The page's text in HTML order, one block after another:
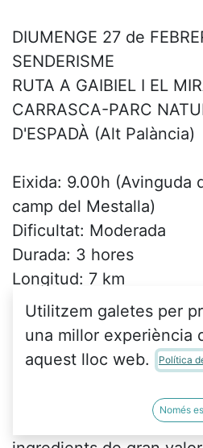
DIUMENGE 27 de
SENDERISME
RUTA A GAIBIEL I EL
CARRASCA-PARC
D'ESPADÀ (Alt Palància)
Eixida: 9.00h (Avinguda
camp del Mestalla)
Dificultat: Moderada
Durada: 3 hores
Longitud: 7 km
Desnivell: 350m
Recorregut: Ruta
a Gaibiel, des d'on
del Vicario, i a
Costalata, un
Utilitzem galetes per
una millor experiència
aquest lloc web.
Política
Només